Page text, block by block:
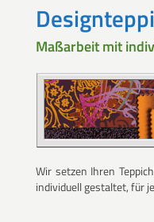
Maßarbeit mit
Wir setzen Ihren
individuell gestaltet, für